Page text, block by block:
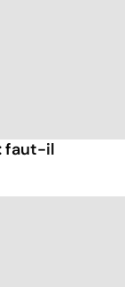
faut-il